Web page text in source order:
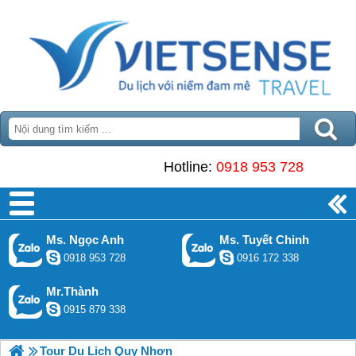
Hotline: 0918 953 728
Ms. Ngọc Anh
0918 953 728
Ms. Tuyết Chinh
0916 172 338
Mr.Thành
0915 879 338
Tour Du Lịch Quy Nhơn